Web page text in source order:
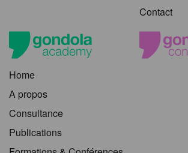
Contact
Home
A propos
Consultance
Publications